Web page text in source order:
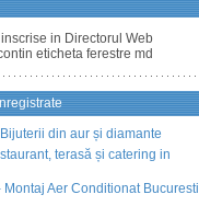
in Directorul Web
eticheta ferestre md
din aur și diamante
terasă și catering in
Montaj Aer Conditionat Bucuresti